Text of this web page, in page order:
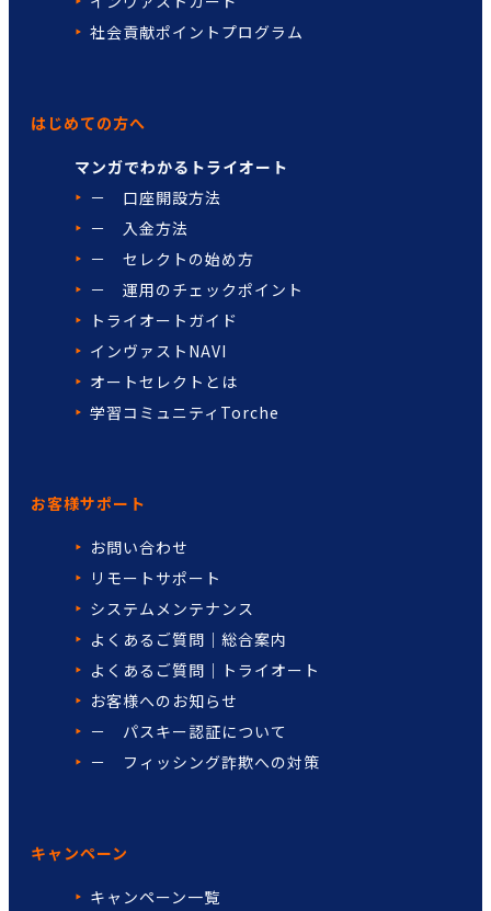
社会貢献ポイントプログラム
キャンペーン
キャンペーン一覧
はじめての方へ
マンガでわかるトライオート
－ 口座開設方法
－ 入金方法
－ セレクトの始め方
－ 運用のチェックポイント
トライオートガイド
インヴァストNAVI
オートセレクトとは
学習コミュニティTorche
お客様サポート
お問い合わせ
リモートサポート
システムメンテナンス
よくあるご質問｜総合案内
よくあるご質問｜トライオート
お客様へのお知らせ
－ パスキー認証について
－ フィッシング詐欺への対策